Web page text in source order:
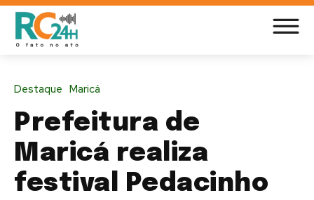
Destaque Maricá
Prefeitura de
Maricá realiza
festival Pedacinho